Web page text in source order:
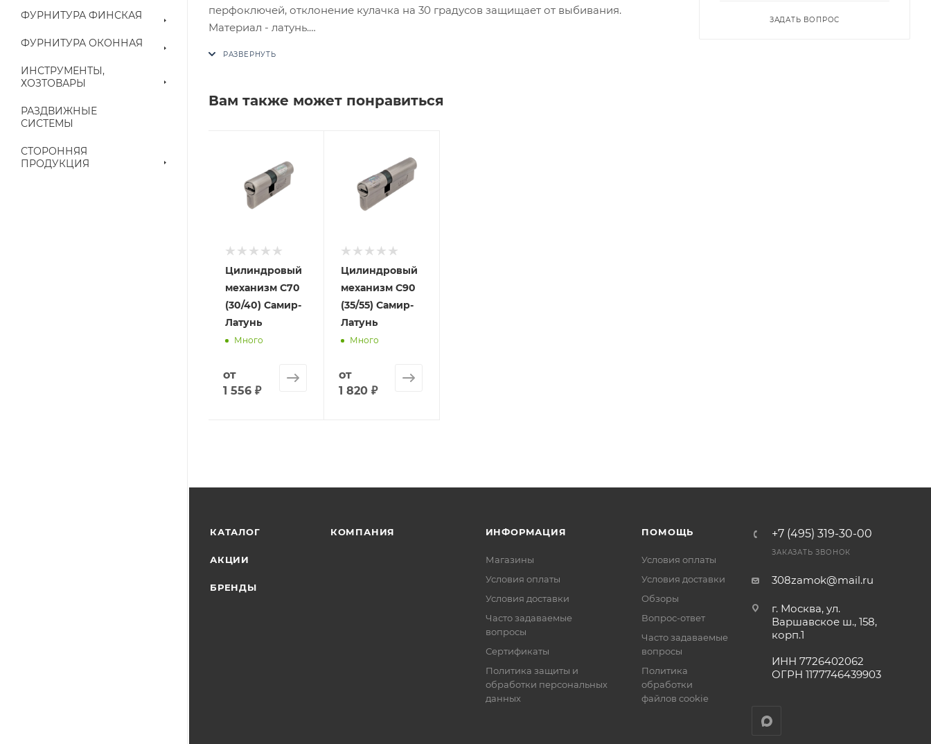
ФУРНИТУРА ФИНСКАЯ
ФУРНИТУРА ОКОННАЯ
ИНСТРУМЕНТЫ,
ХОЗТОВАРЫ
РАЗДВИЖНЫЕ
СИСТЕМЫ
СТОРОННЯЯ
ПРОДУКЦИЯ
перфоключей, отклонение кулачка на 30 градусов защищает от выбивания.
Материал - латунь.
Конечная цена будет отображена в высланном счете после проверки товара на
наличие на складе. Фактом подтверждения покупки будет считаться оплата
выставленного счета.
Вам также может понравиться
Цилиндровый
механизм C70
(30/40) Самир-
Латунь
Много
от
1 556 ₽
Цилиндровый
механизм C90
(35/55) Самир-
Латунь
Много
от
1 820 ₽
ЗАДАТЬ ВОПРОС
КАТАЛОГ
АКЦИИ
БРЕНДЫ
КОМПАНИЯ ИНФОРМАЦИЯ
Магазины
Условия оплаты
Условия доставки
Часто задаваемые
вопросы
Сертификаты
Политика защиты и
обработки персональных
данных
ПОМОЩЬ
Условия оплаты
Условия доставки
Обзоры
Вопрос-ответ
Часто задаваемые
вопросы
Политика
обработки
файлов cookie
+7 (495) 319-30-00
ЗАКАЗАТЬ ЗВОНОК
308zamok@mail.ru
г. Москва, ул.
Варшавское ш., 158,
корп.1
ИНН 7726402062
ОГРН 1177746439903